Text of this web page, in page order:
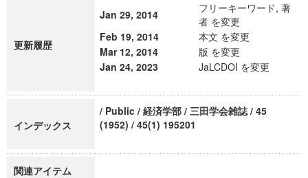
更新履歴
Jan 29, 2014
フリーキーワード, 著
者 を変更
Feb 19, 2014
本文 を変更
Mar 12, 2014
版 を変更
Jan 24, 2023
JaLCDOI を変更
インデックス
/ Public / 経済学部 / 三田学会雑誌 / 45
(1952) / 45(1) 195201
関連アイテム